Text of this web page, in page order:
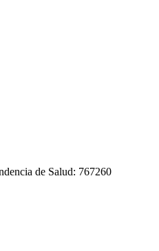
de Salud: 767260